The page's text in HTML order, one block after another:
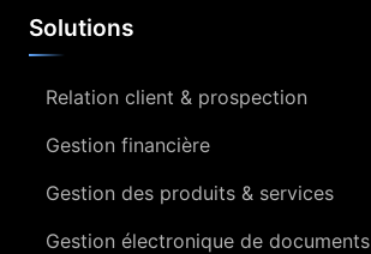
Solutions
Relation client & prospection
Gestion financière
Gestion des produits & services
Gestion électronique de documents